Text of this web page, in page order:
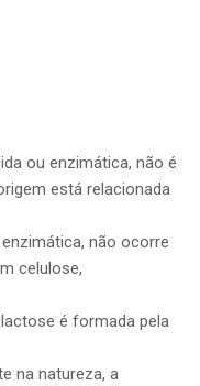
ou enzimática, não é
está relacionada
não ocorre
celulose,
é formada pela
na natureza, a